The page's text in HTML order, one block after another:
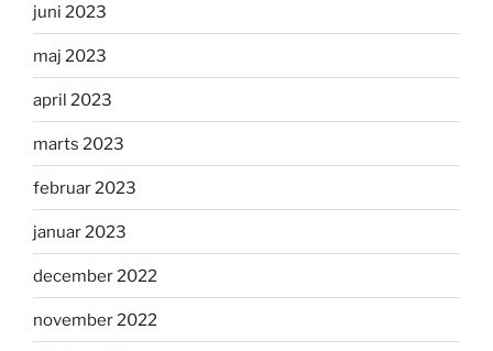
juni 2023
maj 2023
april 2023
marts 2023
februar 2023
januar 2023
december 2022
november 2022